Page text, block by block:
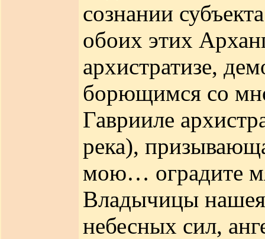
сознании
обоих этих
архистратизе,
борющимся со
Гаврииле
река),
мою… оградите
Владычицы
небесных сил,